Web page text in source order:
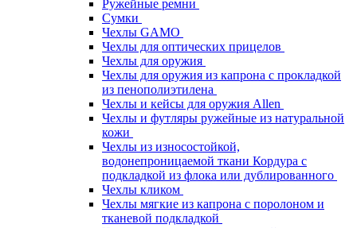
Ружейные ремни
Сумки
Чехлы GAMO
Чехлы для оптических прицелов
Чехлы для оружия
Чехлы для оружия из капрона с прокладкой
из пенополиэтилена
Чехлы и кейсы для оружия Allen
Чехлы и футляры ружейные из натуральной
кожи
Чехлы из износостойкой,
водонепроницаемой ткани Кордура с
подкладкой из флока или дублированного
Чехлы кликом
Чехлы мягкие из капрона с поролоном и
тканевой подкладкой